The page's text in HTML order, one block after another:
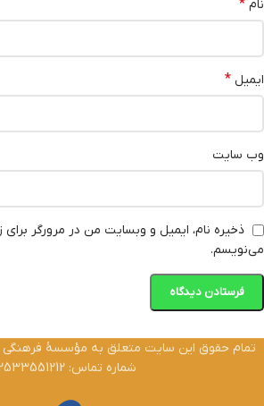
نام *
ایمیل *
وب‌ سایت
ذخیره نام، ایمیل و وبسایت من در مرورگر برای
می‌نویسم.
تمام حقوق این سایت متعلق به مؤسسۀ
شماره تماس: 02533551212